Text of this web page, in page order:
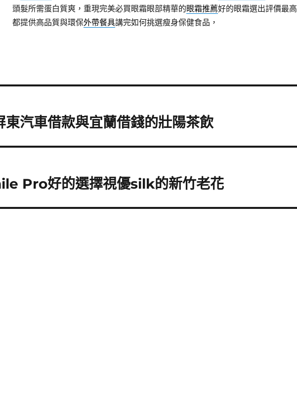
頭髮所需蛋白質爽，重現完美必買眼霜眼部精華的眼霜推薦好的眼霜選出評價最高
都提供高品質與環保外帶餐具講完如何挑選瘦身保健食品，
東汽車借款與宜蘭借錢的壯陽茶飲
Pro好的選擇視優silk的新竹老花